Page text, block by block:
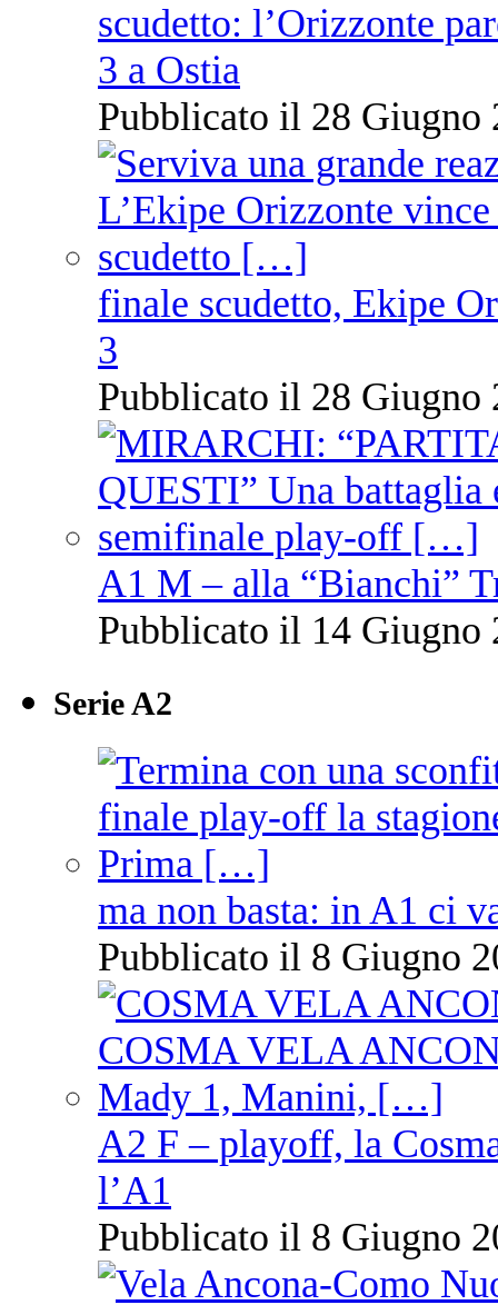
scudetto: l’Orizzonte
3 a Ostia
Pubblicato il 28 Giugno
finale scudetto, Ekipe
3
Pubblicato il 28 Giugno
A1 M – alla “Bianchi”
Pubblicato il 14 Giugno
Serie A2
ma non basta: in A1 ci
Pubblicato il 8 Giugno
A2 F – playoff, la
l’A1
Pubblicato il 8 Giugno